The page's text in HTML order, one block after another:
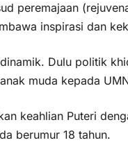
peremajaan
inspirasi dan
Dulu politik
muda kepada
keahlian Puteri
berumur 18 tahun.